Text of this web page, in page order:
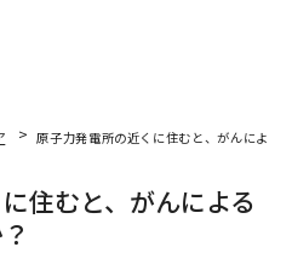
原子力発電所の近くに住むと、がんによる
住むと、がんによる